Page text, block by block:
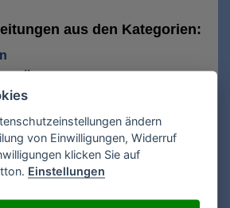
aus den Kategorien:
Bedienungsanleitungen
Recherche Ihrer
ändern
von Einwilligungen, Widerruf
klicken Sie auf
Einstellungen